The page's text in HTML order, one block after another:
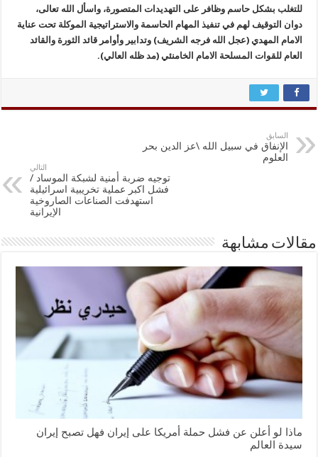
للتغلب بشكل حاسم وظافر على التهديدات المتصورة، واسأل الله تعالى،
دوان التوقيف لهم في تنفيذ المهام الحاسمة والاستراتيجية الموكلة تحت عناية
الامام المهدي (عجل الله فرجه الشريف) وتدابير وأوامر قائد الثورة والقائد
العام للقوات المسلحة الامام الخامنئي (مد ظله العالي).
السابق
الإنفاق في سبيل الله \عز الدين بحر
العلوم
التالي
توجيه ضربة أمنية لشبكة الموساد /
فشل اكبر عملية تخريبية اسرائيلية
استهدفت الصناعات الصاروخية
الإيرانية
مقالات مشابهة
ماذا لو أعلن عن فشل حملة أمريكا على إيران فهل تصبح إيران
سيدة العالم